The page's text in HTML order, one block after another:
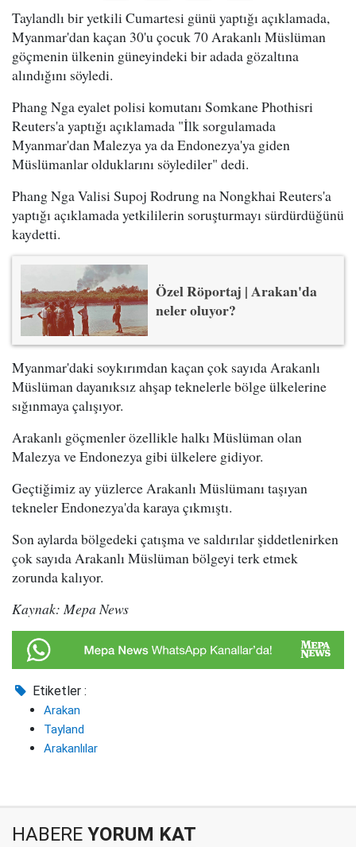
Taylandlı bir yetkili Cumartesi günü yaptığı açıklamada,
Myanmar'dan kaçan 30'u çocuk 70 Arakanlı Müslüman
göçmenin ülkenin güneyindeki bir adada gözaltına
alındığını söyledi.
Phang Nga eyalet polisi komutanı Somkane Phothisri
Reuters'a yaptığı açıklamada "İlk sorgulamada
Myanmar'dan Malezya ya da Endonezya'ya giden
Müslümanlar olduklarını söylediler" dedi.
Phang Nga Valisi Supoj Rodrung na Nongkhai Reuters'a
yaptığı açıklamada yetkililerin soruşturmayı sürdürdüğünü
kaydetti.
Özel Röportaj | Arakan'da
neler oluyor?
Myanmar'daki soykırımdan kaçan çok sayıda Arakanlı
Müslüman dayanıksız ahşap teknelerle bölge ülkelerine
sığınmaya çalışıyor.
Arakanlı göçmenler özellikle halkı Müslüman olan
Malezya ve Endonezya gibi ülkelere gidiyor.
Geçtiğimiz ay yüzlerce Arakanlı Müslümanı taşıyan
tekneler Endonezya'da karaya çıkmıştı.
Son aylarda bölgedeki çatışma ve saldırılar şiddetlenirken
çok sayıda Arakanlı Müslüman bölgeyi terk etmek
zorunda kalıyor.
Kaynak: Mepa News
Etiketler :
Arakan
Tayland
Arakanlılar
HABERE YORUM KAT